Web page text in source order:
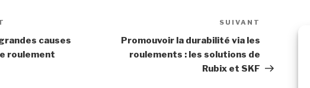
causes
roulement
SUIVANT
Promouvoir la durabilité via les
roulements : les solutions de
Rubix et SKF